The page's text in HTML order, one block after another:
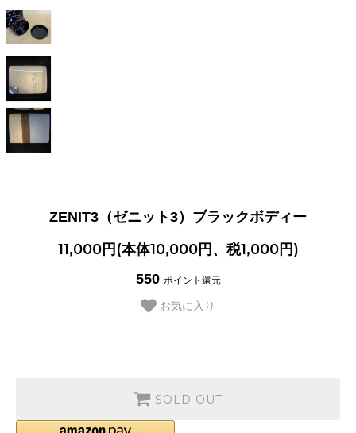
ZENIT3（ゼニット3）ブラックボディー
11,000円(本体10,000円、税1,000円)
550 ポイント還元
お気に入り
SOLD OUT